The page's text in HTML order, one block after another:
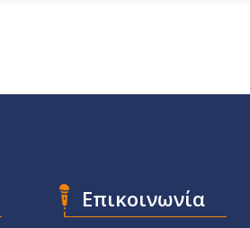
Επικοινωνία